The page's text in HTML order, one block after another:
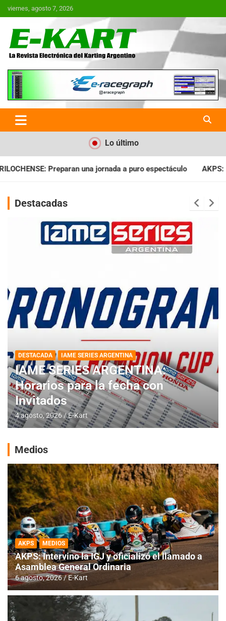
Saltar
al
viernes, agosto 7, 2026
E-Kart.com.ar | La Revista
Electrónica del Karting en
Argentina
Lo último
a puro espectáculo AKPS: Intervino la IGJ y oficializó el
Destacadas
DESTACADA IAME SERIES ARGENTINA
IAME SERIES ARGENTINA:
Horarios para la fecha con
Invitados
4 agosto, 2026 E-Kart
Medios
AKPS MEDIOS
AKPS: Intervino la IGJ y oficializó el llamado a
Asamblea General Ordinaria
6 agosto, 2026 E-Kart